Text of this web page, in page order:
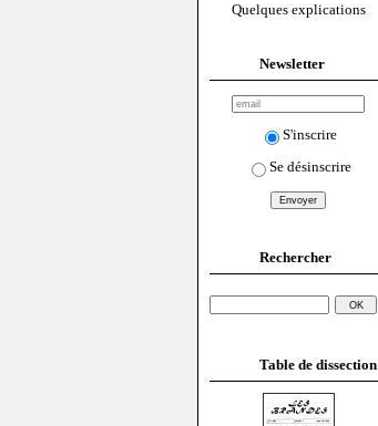
Quelques explications
Newsletter
S'inscrire
Se désinscrire
Rechercher
Table de dissection